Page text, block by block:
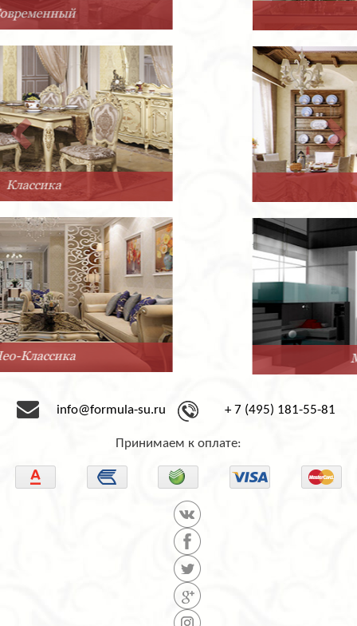
Минимализм
info@formula-su.ru + 7 (495) 181-55-81
Принимаем к оплате: